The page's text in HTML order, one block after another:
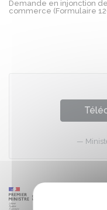
Demande en injonction
commerce (Formulaire